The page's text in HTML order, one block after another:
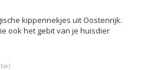
kippennekjes uit Oostenrijk.
ook het gebit van je huisdier